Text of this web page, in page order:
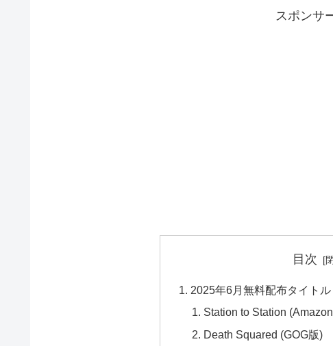
スポンサ
目次
2025年6月無料配布タイト
Station to Station
Death Squared (GOG版)